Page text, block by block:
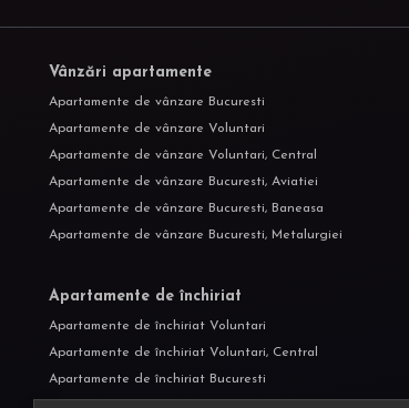
Vânzări apartamente
Apartamente de vânzare Bucuresti
Apartamente de vânzare Voluntari
Apartamente de vânzare Voluntari, Central
Apartamente de vânzare Bucuresti, Aviatiei
Apartamente de vânzare Bucuresti, Baneasa
Apartamente de vânzare Bucuresti, Metalurgiei
Apartamente de închiriat
Apartamente de închiriat Voluntari
Apartamente de închiriat Voluntari, Central
Apartamente de închiriat Bucuresti